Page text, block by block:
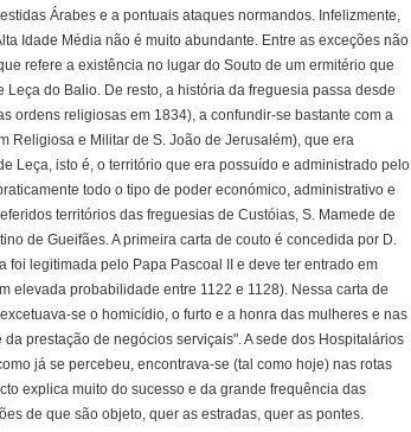
Árabes e a pontuais ataques normandos. Infelizmente,
Idade Média não é muito abundante. Entre as exceções não
refere a existência no lugar do Souto de um ermitério que
do Balio. De resto, a história da freguesia passa desde
ordens religiosas em 1834), a confundir-se bastante com a
Religiosa e Militar de S. João de Jerusalém), que era
Leça, isto é, o território que era possuído e administrado pelo
todo o tipo de poder económico, administrativo e
territórios das freguesias de Custóias, S. Mamede de
de Gueifães. A primeira carta de couto é concedida por D.
foi legitimada pelo Papa Pascoal II e deve ter entrado em
elevada probabilidade entre 1122 e 1128). Nessa carta de
se o homicídio, o furto e a honra das mulheres e nas
prestação de negócios serviçais". A sede dos Hospitalários
já se percebeu, encontrava-se (tal como hoje) nas rotas
explica muito do sucesso e da grande frequência das
de que são objeto, quer as estradas, quer as pontes.